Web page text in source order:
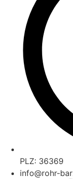
PLZ: 36369
info@rohr-